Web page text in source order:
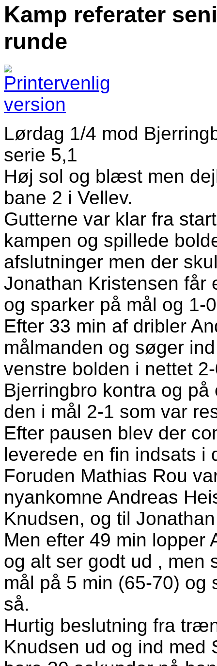
Kamp referater
runde
Lørdag 1/4 mod
serie 5,1
Høj sol og blæst men
bane 2 i Vellev.
Gutterne var klar fra
kampen og spillede
afslutninger men der
Jonathan Kristensen får
og sparker på mål og 1-
Efter 33 min af dribler
målmanden og søger
venstre bolden i nettet
Bjerringbro kontra og
den i mål 2-1 som var
Efter pausen blev der
leverede en fin indsats i
Foruden Mathias Rou
nyankomne Andreas
Knudsen, og til
Men efter 49 min lopper
og alt ser godt ud , men
mål på 5 min (65-70) og
så.
Hurtig beslutning fra
Knudsen ud og ind